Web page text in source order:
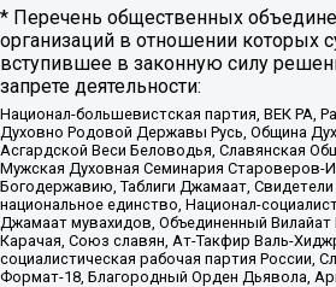
* Перечень общественных
организаций в отношении которых
вступившее в законную силу
запрете деятельности:
Национал-большевистская партия, ВЕК РА,
Духовно Родовой Державы Русь, Община
Асгардской Веси Беловодья, Славянская
Мужская Духовная Семинария Староверов-
Богодержавию, Таблиги Джамаат,
национальное единство, Национал-
Джамаат мувахидов, Объединенный Вилайат
Карачая, Союз славян, Ат-Такфир Валь-
социалистическая рабочая партия России,
Формат-18, Благородный Орден Дьявола,